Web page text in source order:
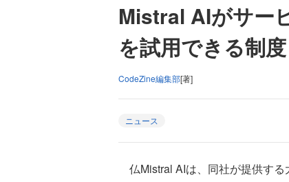
Mistral AIがサー
を試用できる制
CodeZine編集部[著]
ニュース
仏Mistral AIは、同社が提供す